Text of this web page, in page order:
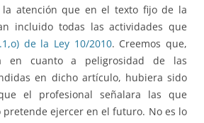
la atención que en el texto fijo de la
incluido todas las actividades que
de la Ley 10/2010. Creemos que,
en cuanto a peligrosidad de las
en dicho artículo, hubiera sido
el profesional señalara las que
pretende ejercer en el futuro. No es lo